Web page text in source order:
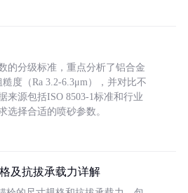
的分级标准，重点分析了铝合金
度（Ra 3.2-6.3μm），并对比不
来源包括ISO 8503-1标准和行业
选择合适的喷砂参数。
及抗拔承载力详解